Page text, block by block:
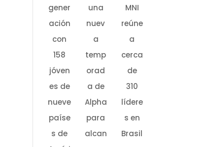
gener
ación
con
158
jóven
es de
nueve
paíse
s de
una
nuev
a
temp
orad
a de
Alpha
para
alcan
MNI
reúne
a
cerca
de
310
lídere
s en
Brasil